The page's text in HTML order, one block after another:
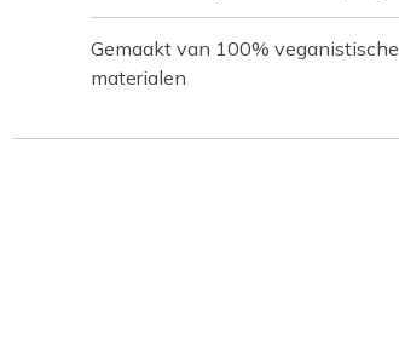
Gemaakt van 100% veganistische
materialen